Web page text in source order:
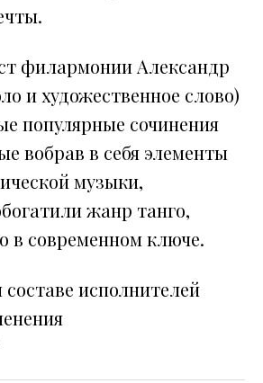
филармонии Александр
и художественное слово)
популярные сочинения
вобрав в себя элементы
музыки,
жанр танго,
в современном ключе.
исполнителей